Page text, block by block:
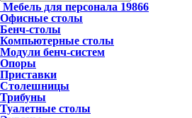
Мебель для персонала 19866
Офисные столы
Бенч-столы
Компьютерные столы
Модули бенч-систем
Опоры
Приставки
Столешницы
Трибуны
Туалетные столы